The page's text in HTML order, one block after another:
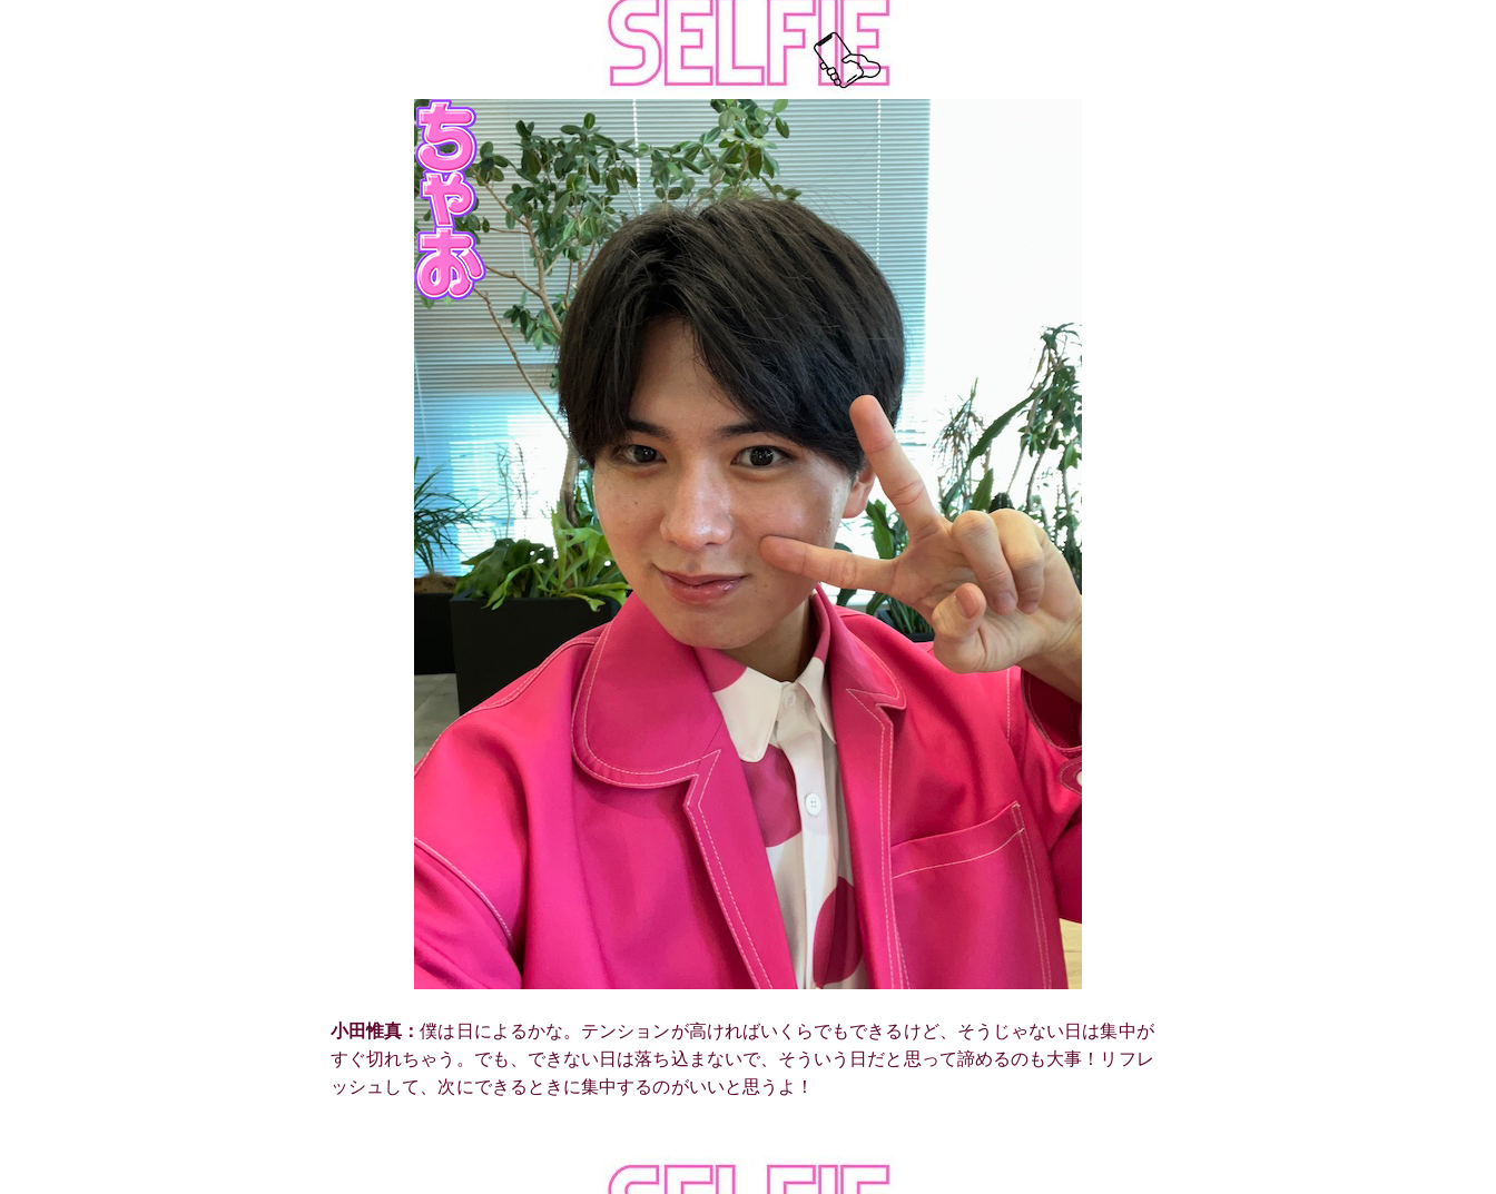
小田惟真：僕は日によるかな。テンションが高ければいくらでもできるけど、そうじゃない日は集中が
すぐ切れちゃう。でも、できない日は落ち込まないで、そういう日だと思って諦めるのも大事！リフレ
ッシュして、次にできるときに集中するのがいいと思うよ！